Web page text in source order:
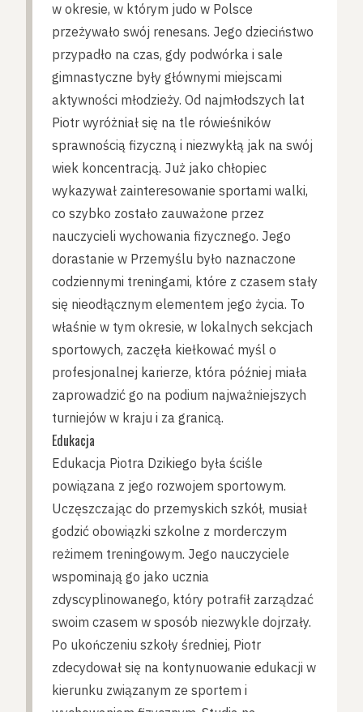
w okresie, w którym judo w Polsce
przeżywało swój renesans. Jego dzieciństwo
przypadło na czas, gdy podwórka i sale
gimnastyczne były głównymi miejscami
aktywności młodzieży. Od najmłodszych lat
Piotr wyróżniał się na tle rówieśników
sprawnością fizyczną i niezwykłą jak na swój
wiek koncentracją. Już jako chłopiec
wykazywał zainteresowanie sportami walki,
co szybko zostało zauważone przez
nauczycieli wychowania fizycznego. Jego
dorastanie w Przemyślu było naznaczone
codziennymi treningami, które z czasem stały
się nieodłącznym elementem jego życia. To
właśnie w tym okresie, w lokalnych sekcjach
sportowych, zaczęła kiełkować myśl o
profesjonalnej karierze, która później miała
zaprowadzić go na podium najważniejszych
turniejów w kraju i za granicą.
Edukacja
Edukacja Piotra Dzikiego była ściśle
powiązana z jego rozwojem sportowym.
Uczęszczając do przemyskich szkół, musiał
godzić obowiązki szkolne z morderczym
reżimem treningowym. Jego nauczyciele
wspominają go jako ucznia
zdyscyplinowanego, który potrafił zarządzać
swoim czasem w sposób niezwykle dojrzały.
Po ukończeniu szkoły średniej, Piotr
zdecydował się na kontynuowanie edukacji w
kierunku związanym ze sportem i